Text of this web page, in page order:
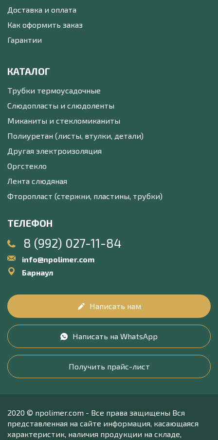
Доставка и оплата
Как оформить заказ
Гарантии
КАТАЛОГ
Трубки термоусадочные
Слюдопласты и слюдоленты
Миканиты и стекломиканиты
Полиуретан (листы, втулки, детали)
Другая электроизоляция
Оргстекло
Лента слюдяная
Фторопласт (стержни, пластины, трубки)
ТЕЛЕФОН
8 (992) 027-11-84
info@npolimer.com
Барнаул
Написать нам
Написать на WhatsApp
Получить прайс-лист
2020 © npolimer.com - Все права защищены Вся
представленная на сайте информация, касающаяся
характеристик, наличия продукции на складе,